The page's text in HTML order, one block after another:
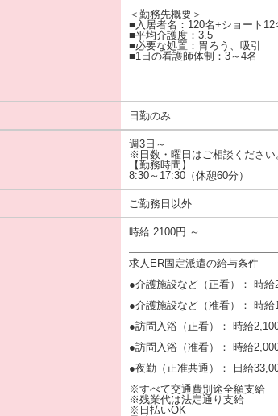
＜勤務先概要＞
■入居者名：120名+ショート12
■平均介護度：3.5
■必要な処置：胃ろう、吸引
■1日の看護師体制：3～4名
日勤のみ
週3日～
※日数・曜日はご相談ください
【勤務時間】
8:30～17:30（休憩60分）
ご勤務日以外
時給 2100円 ～
求人ER固定派遣の給与条件
●介護施設など（正看）： 時給
●介護施設など（准看）： 時
●訪問入浴（正看）： 時給
●訪問入浴（准看）： 時給
●夜勤（正准共通）： 日給
※すべて交通費別途全額支給
※残業代は法定通り支給
※日払いOK